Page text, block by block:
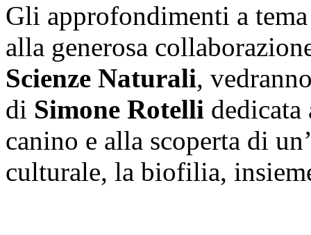
Gli approfondimenti a
alla generosa
Scienze Naturali,
di Simone Rotelli
canino e alla scoperta di
culturale, la biofilia,